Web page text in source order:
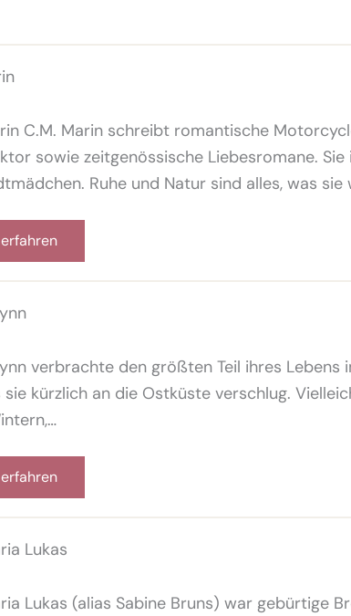
C.M. Marin schreibt romantische
sowie zeitgenössische Liebesromane.
Ruhe und Natur sind alles, was
verbrachte den größten Teil ihres Lebens
kürzlich an die Ostküste verschlug.
Lukas
Lukas (alias Sabine Bruns) war gebürtige